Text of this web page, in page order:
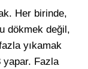
Her birinde,
dökmek değil,
yıkamak
yapar. Fazla